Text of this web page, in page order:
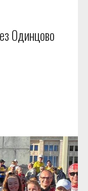
Одинцово